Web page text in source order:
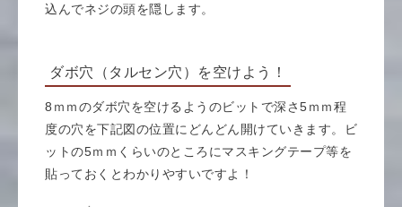
込んでネジの頭を隠します。
ダボ穴（タルセン穴）を空けよう！
8ｍｍのダボ穴を空けるようのビットで深さ5ｍｍ程
度の穴を下記図の位置にどんどん開けていきます。ビ
ットの5ｍｍくらいのところにマスキングテープ等を
貼っておくとわかりやすいですよ！